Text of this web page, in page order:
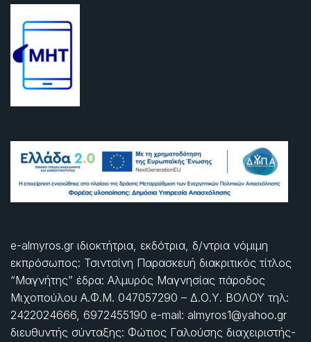
e-almyros.gr ιδιοκτήτρια, εκδότρια, δ/ντρια νόμιμη
εκπρόσωπος: Τσιντσίνη Παρασκευή διακριτικός τίτλος
“Μαγνήτης” έδρα: Αλμυρός Μαγνησίας πάροδος
Μιχοπούλου Α.Φ.Μ. 047057290 – Δ.Ο.Υ. ΒΟΛΟΥ τηλ:
2422024666, 6972455190 e-mail: almyros1@yahoo.gr
διευθυντής σύνταξης: Φώτιος Γαλούσης διαχειριστής-